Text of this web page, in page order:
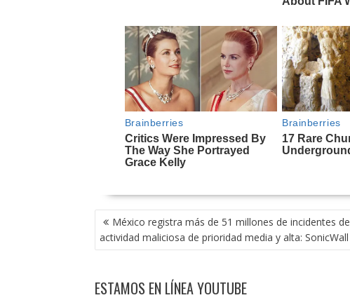
NAVEGACIÓN
DE
ENTRADAS
México registra más de 51 millones de incidentes de
actividad maliciosa de prioridad media y alta: SonicWall
ESTAMOS EN LÍNEA YOUTUBE